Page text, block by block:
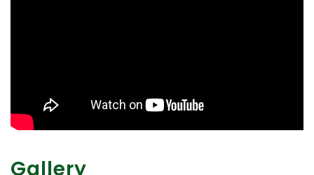
Gallery